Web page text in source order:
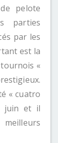
pelote
parties
par les
est la
tournois «
« cuatro
juin et il